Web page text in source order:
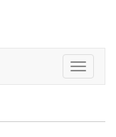
Toggle